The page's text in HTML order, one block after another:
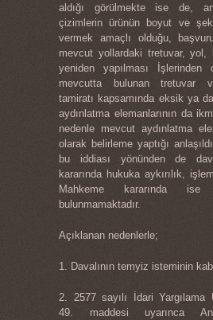
aldığı görülmekte ise de,
çizimlerin ürünün boyut ve
vermek amaçlı olduğu,
mevcut yollardaki tretuvar, yol,
yeniden yapılması İşlerinden
mevcutta bulunan tretuvar
tamiratı kapsamında eksik ya
aydınlatma elemanlarının da
nedenle mevcut aydınlatma
olarak belirleme yaptığı
bu iddiası yönünden de
kararında hukuka aykırılık,
Mahkeme kararında
bulunmamaktadır.
Açıklanan nedenlerle;
1. Davalının temyiz isteminin
2. 2577 sayılı İdari Yargılama
49. maddesi uyarınca